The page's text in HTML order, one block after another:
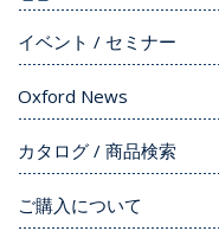
イベント / セミナー
Oxford News
カタログ / 商品検索
ご購入について